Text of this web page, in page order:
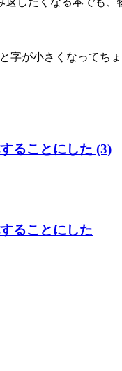
字が小さくなってち
ることにした (3)
ることにした